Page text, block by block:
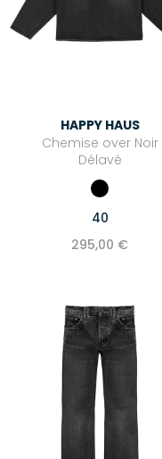
HAPPY HAUS
Chemise over Noir
Délavé
40
295,00 €